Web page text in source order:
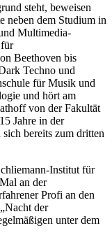
steht, beweisen
neben dem Studium in
Multimedia-
Beethoven bis
Techno und
für Musik und
und hört am
von der Fakultät
Jahre in der
bereits zum dritten
Institut für
an der
Profi an den
der
unter dem